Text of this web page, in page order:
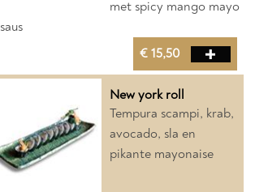
met spicy mango mayo
saus
€ 15,50
New york roll
Tempura scampi, krab,
avocado, sla en
pikante mayonaise